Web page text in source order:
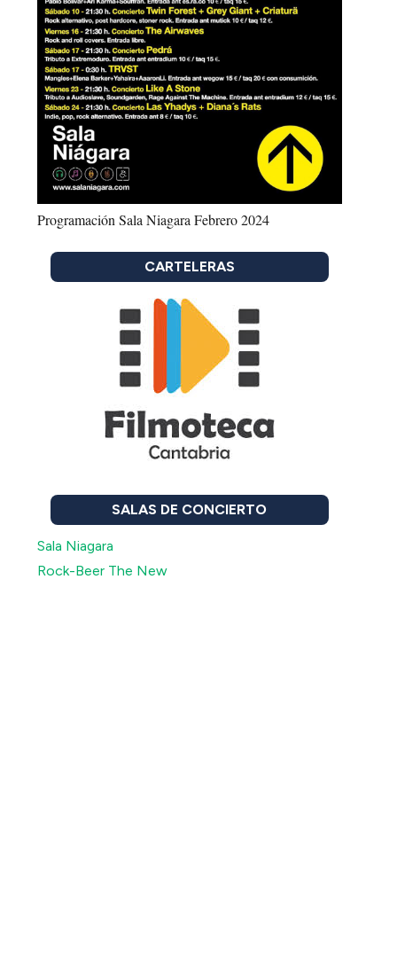
Programación Sala Niagara Febrero 2024
CARTELERAS
SALAS DE CONCIERTO
Sala Niagara
Rock-Beer The New